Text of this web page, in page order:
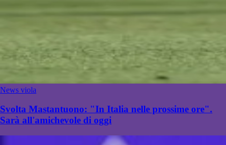
News viola
Svolta Mastantuono: "In Italia nelle prossime ore".
Sarà all'amichevole di oggi